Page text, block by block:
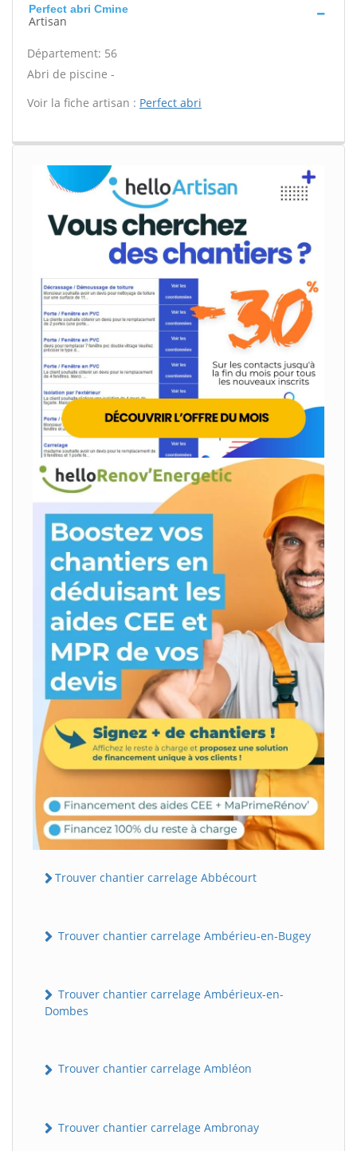
Perfect abri Cmine
Artisan
Département: 56
Abri de piscine -
Voir la fiche artisan : Perfect abri
Trouver chantier carrelage Abbécourt
Trouver chantier carrelage Ambérieu-en-Bugey
Trouver chantier carrelage Ambérieux-en-
Dombes
Trouver chantier carrelage Ambléon
Trouver chantier carrelage Ambronay